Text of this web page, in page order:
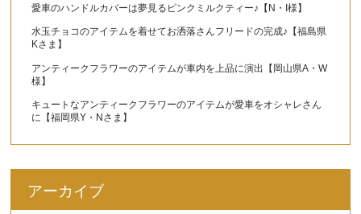
愛車のハンドルカバーは夢見るピンクミルクティー♪【N・I様】
水玉チョコのアイテムを着せてお洒落さんフリードの完成♪【福島県
Kさま】
アンティークフラワーのアイテムが車内を上品に演出【岡山県A・W
様】
キュートなアンティークフラワーのアイテムが愛車をオシャレさん
に【福岡県Y・Nさま】
アーカイブ